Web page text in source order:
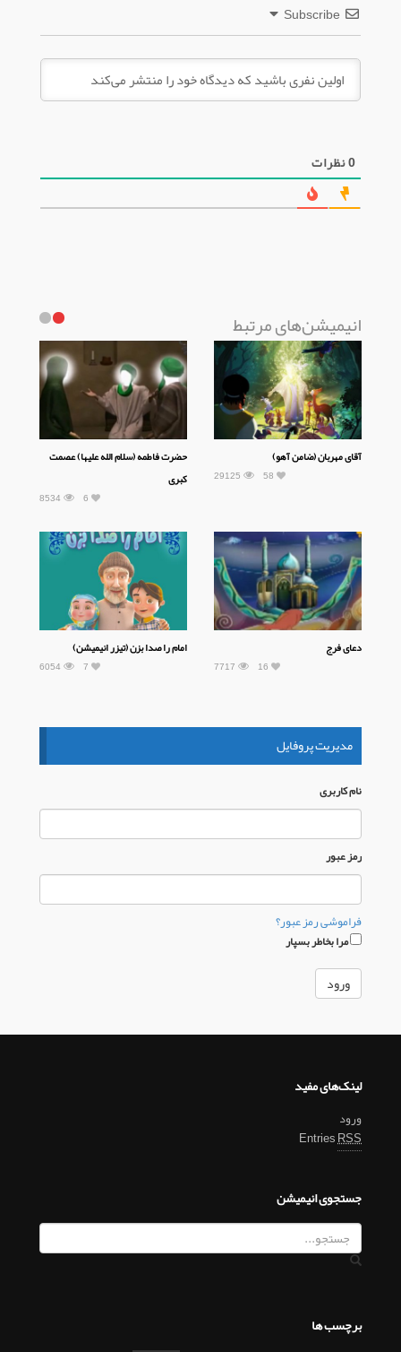
Subscribe
0نظرات
انیمیشن‌های مرتبط
آقای مهربان (ضامن آهو)
29125 58
حضرت فاطمه (سلام الله علیها) عصمت
کبری
8534 6
دعای فرج
7717 16
امام را صدا بزن (تیزر انیمیشن)
6054 7
مدیریت پروفایل
نام كاربری
رمز عبور
فراموشی رمز عبور؟
مرا بخاطر بسپار
لینک‌های مفید
ورود
EntriesRSS
جستجوی انیمیشن
برچسب ها